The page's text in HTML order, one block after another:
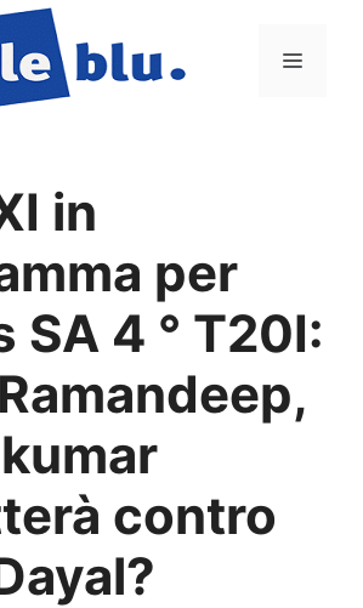
Menu
in
per
SA 4 ° T20I:
contro